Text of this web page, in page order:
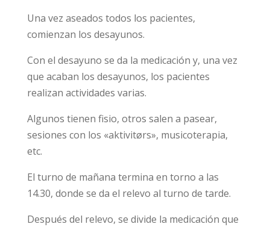
Una vez aseados todos los pacientes,
comienzan los desayunos.
Con el desayuno se da la medicación y, una vez
que acaban los desayunos, los pacientes
realizan actividades varias.
Algunos tienen fisio, otros salen a pasear,
sesiones con los «aktivitørs», musicoterapia,
etc.
El turno de mañana termina en torno a las
14.30, donde se da el relevo al turno de tarde.
Después del relevo, se divide la medicación que